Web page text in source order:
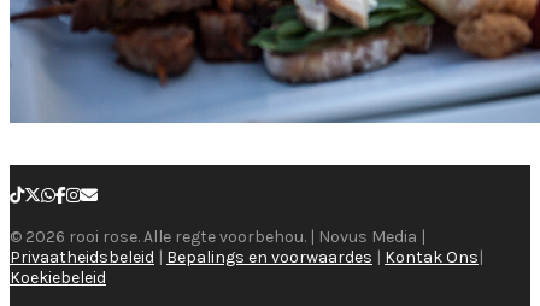
© 2026 rooi rose. Alle regte voorbehou. | Novus Media |
Privaatheidsbeleid | Bepalings en voorwaardes | Kontak Ons|
Koekiebeleid